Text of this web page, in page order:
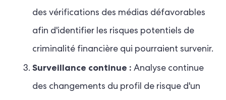
des vérifications des médias défavorables
afin d'identifier les risques potentiels de
criminalité financière qui pourraient survenir.
Surveillance continue : Analyse continue
des changements du profil de risque d'un